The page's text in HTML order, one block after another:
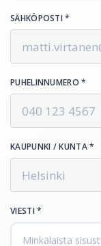
SÄHKÖPOSTI *
PUHELINNUMERO *
KAUPUNKI / KUNTA *
VIESTI *